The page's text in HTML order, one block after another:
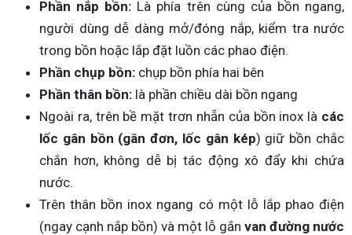
Phần nắp bồn: Là phía trên cùng của bồn ngang,
người dùng dễ dàng mở/đóng nắp, kiểm tra nước
trong bồn hoặc lắp đặt luồn các phao điện.
Phần chụp bồn: chụp bồn phía hai bên
Phần thân bồn: là phần chiều dài bồn ngang
Ngoài ra, trên bề mặt trơn nhẵn của bồn inox là các
lốc gân bồn (gân đơn, lốc gân kép) giữ bồn chắc
chắn hơn, không dễ bị tác động xô đẩy khi chứa
nước.
Trên thân bồn inox ngang có một lỗ lắp phao điện
(ngay cạnh nắp bồn) và một lỗ gắn van đường nước